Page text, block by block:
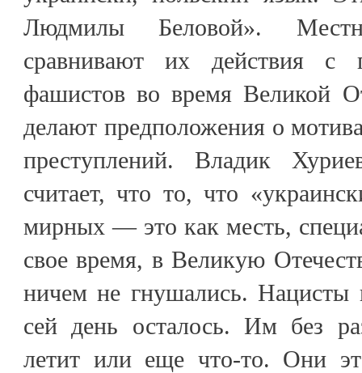
Людмилы Беловой».
сравнивают их действия с
фашистов во время Великой
делают предположения о
преступлений. Владик
считает, что то, что
мирных — это как месть,
свое время, в Великую
ничем не гнушались.
сей день осталось. Им без
летит или еще что-то. Они